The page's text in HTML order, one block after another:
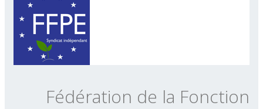
Fédération de la Fonction